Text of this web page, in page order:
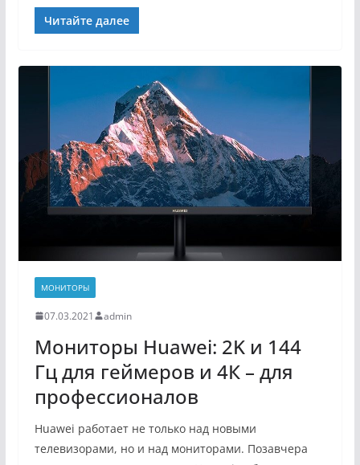
Читайте далее
МОНИТОРЫ
07.03.2021 admin
Мониторы Huawei: 2K и 144
Гц для геймеров и 4К – для
профессионалов
Huawei работает не только над новыми
телевизорами, но и над мониторами. Позавчера